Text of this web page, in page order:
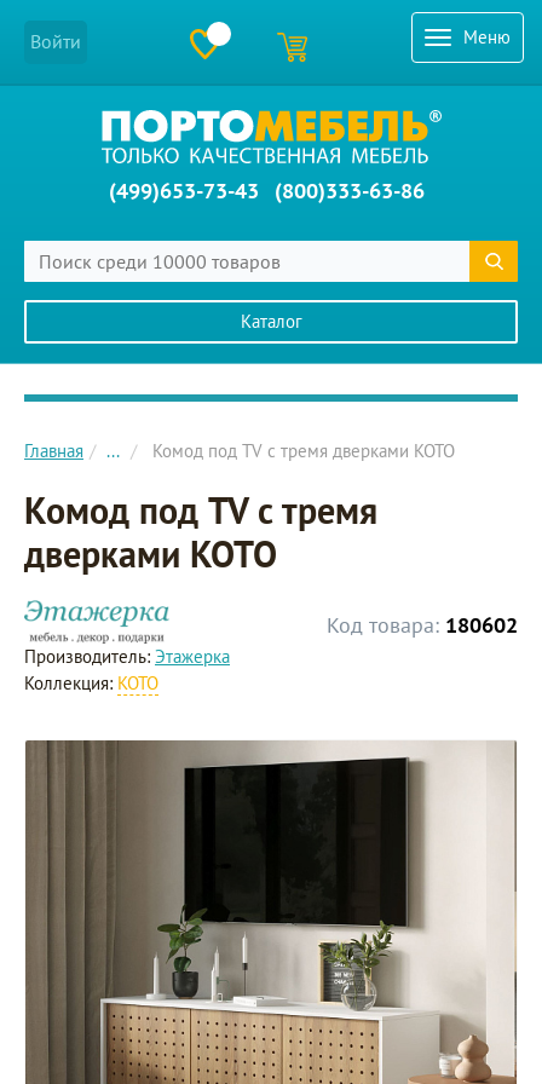
Меню
Войти
(499)653-73-43 (800)333-63-86
Каталог
Главное меню сайта
Главная ... Комод под TV с тремя дверками KOTO
Комод под TV с тремя
дверками KOTO
Код товара: 180602
Производитель: Этажерка
Коллекция: KOTO